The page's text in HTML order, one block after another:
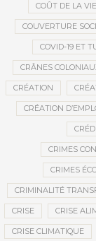
COÛT DE LA VIE
COUVERTURE
COVID-19 ET
CRÂNES
CRÉATION
CRÉATION
CRIMES
CRIMES
CRIMINALITÉ
CRISE CRISE
CRISE CLIMATIQUE